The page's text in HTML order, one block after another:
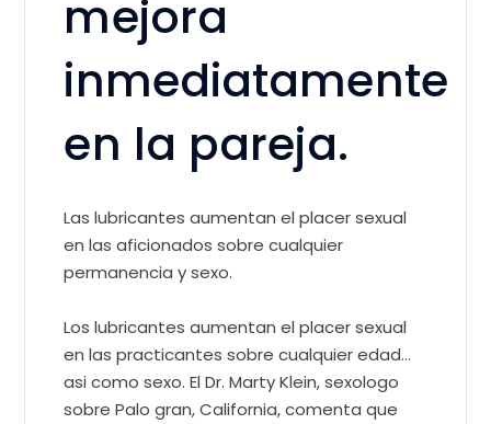
mejora
inmediatamente
en la pareja.
Las lubricantes aumentan el placer sexual
en las aficionados sobre cualquier
permanencia y sexo.
Los lubricantes aumentan el placer sexual
en las practicantes sobre cualquier edad…
asi­ como sexo. El Dr. Marty Klein, sexologo
sobre Palo gran, California, comenta que